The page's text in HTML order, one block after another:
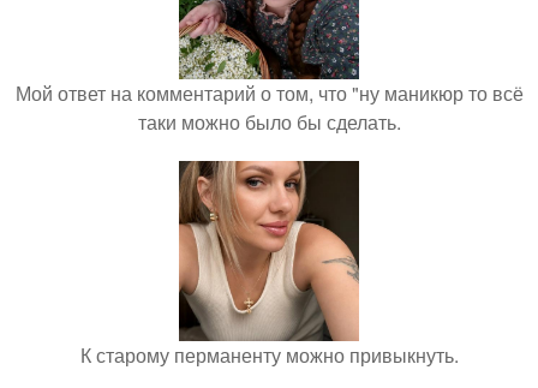
Мой ответ на комментарий о том, что "ну маникюр то всё
таки можно было бы сделать.
К старому перманенту можно привыкнуть.